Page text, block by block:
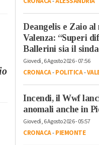
Deangelis e Zaio al
Valenza: “Superi
Ballerini sia il
Giovedì, 6 Agosto 2026 - 07:56
CRONACA-POLITICA-
Incendi, il Wwf
anomali anche in
Giovedì, 6 Agosto 2026 - 05:57
CRONACA-PIEMONTE